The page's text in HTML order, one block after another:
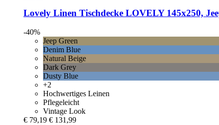
Lovely Linen Tischdecke LOVELY 145x250,
-40%
Jeep Green
Denim Blue
Natural Beige
Dark Grey
Dusty Blue
+2
Hochwertiges Leinen
Pflegeleicht
Vintage Look
€ 79,19 € 131,99